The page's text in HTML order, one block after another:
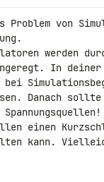
Problem von
werden
In
bei
Danach
einen
kann.